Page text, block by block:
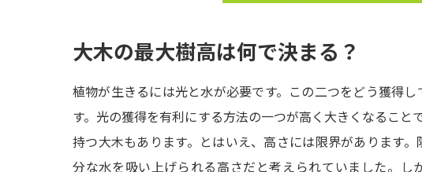
大木の最大樹高は何で決まる？
植物が生きるには光と水が必要です。この二つをどう獲得
す。光の獲得を有利にする方法の一つが高く大きくなること
持つ大木もあります。とはいえ、高さには限界があります
分な水を吸い上げられる高さだと考えられていました。し